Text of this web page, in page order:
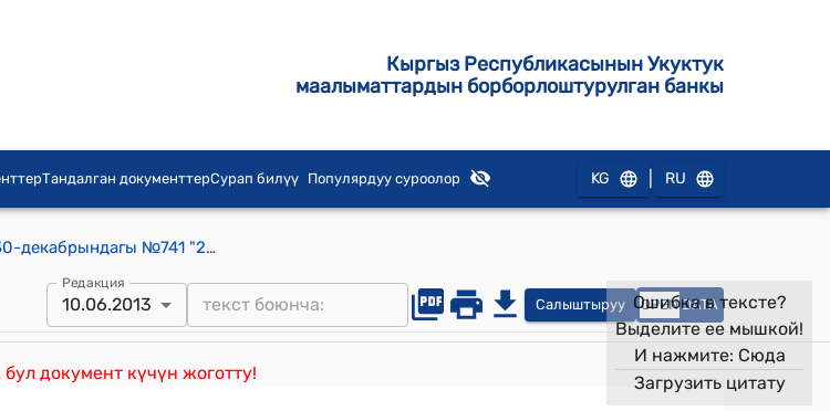
Кыргыз Республикасынын Укуктук
маалыматтардын борборлоштурулган банкы
Тандалган документтерСурап билүү Популярдуу суроолор KG RU
Кыргыз Республикасынын Өкмөтүнүн 2008-жылдын 30-декабрындагы №741 "2006-2010-жылдарга "Кургак учук-III" Улуттук программасы жөнүндө" Кыргыз Республикасынын Өкмөтүнүн 2006-жылдын 6-майындагы № 331 токтомун ишке ашыруунун жүрүшү тууралуу"Кыргыз Республикасынын Өкмөтүнүн 2008-жылдын 27-августундагы № 476 токтомуна толуктоо киргизүү жөнүндө"токтому
Редакция
10.06.2013 Салыштыруу OPEN DATA
бул документ күчүн жоготту!
Ошибка в тексте?
Выделите ее мышкой!
И нажмите: Сюда
Загрузить цитату